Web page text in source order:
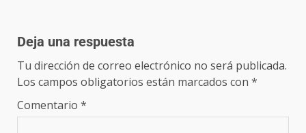
Deja una respuesta
Tu dirección de correo electrónico no será publicada.
Los campos obligatorios están marcados con *
Comentario *